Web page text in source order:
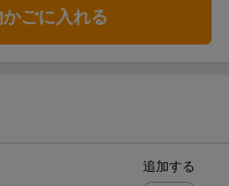
ごに入れる
追加する